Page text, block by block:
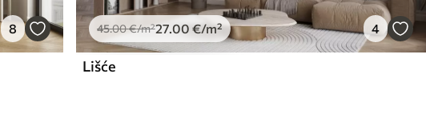
8 45.00€/m²27.00 €/m² 4
Lišće